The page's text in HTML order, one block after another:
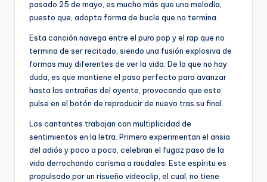
pasado 25 de mayo, es mucho más que una melodía,
puesto que, adopta forma de bucle que no termina.
Esta canción navega entre el puro pop y el rap que no
termina de ser recitado, siendo una fusión explosiva de
formas muy diferentes de ver la vida. De lo que no hay
duda, es que mantiene el paso perfecto para avanzar
hasta las entrañas del oyente, provocando que este
pulse en el botón de reproducir de nuevo tras su final.
Los cantantes trabajan con multiplicidad de
sentimientos en la letra. Primero experimentan el ansia
del adiós y poco a poco, celebran el fugaz paso de la
vida derrochando carisma a raudales. Este espíritu es
propulsado por un risueño videoclip, el cual, no tiene